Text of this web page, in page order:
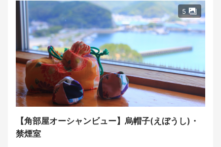
夜中から海に出る漁師さん。
畑で野菜を育てる人。
食材を運んでくれる人。
その日の魚や野菜と向き合いながら料理を仕上げる料理人。
そして、「ようこそ」とお迎えする私たち。
たくさんの人の手を通って、ようやく一皿の料理がお客様の前に
並びます。
食材や器は、目に見える「モノ」です。
けれど、その向こうにある人の想い、この北浦の景色、そして大
切な人と過ごす時間が重なったとき、料理はただのモノではな
く、心に残る「思い出」になるのだと思います。
潮香ノ宿 髙平屋が届けたいのは、料理だけではありません。
窓を開けたときに感じる海の香り。
地元の人との何気ない会話。
5
【角部屋オーシャンビュー】烏帽子(えぼうし)・
禁煙室